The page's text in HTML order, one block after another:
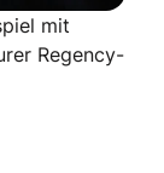
mit
Regency-